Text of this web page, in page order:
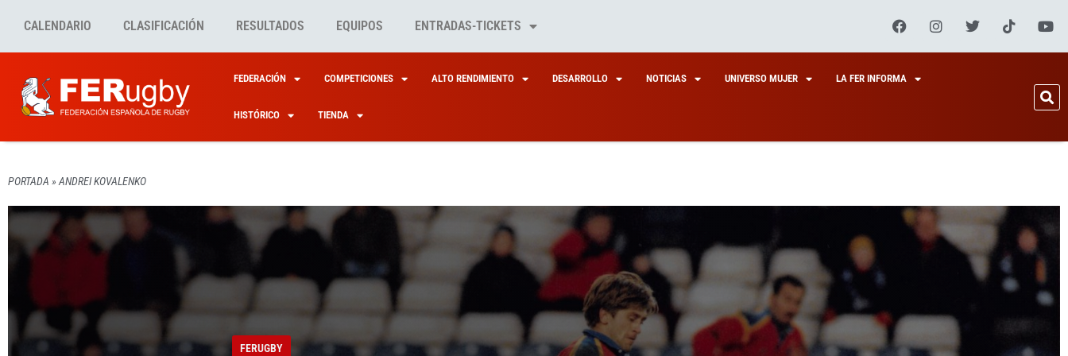
CALENDARIO CLASIFICACIÓN RESULTADOS EQUIPOS ENTRADAS-TICKETS
FEDERACIÓN COMPETICIONES ALTO RENDIMIENTO DESARROLLO NOTICIAS UNIVERSO MUJER LA FER INFORMA
HISTÓRICO TIENDA
PORTADA » ANDREI KOVALENKO
FERUGBY
XV DEL LEÓN: LOS FRENTES
FERUGBY